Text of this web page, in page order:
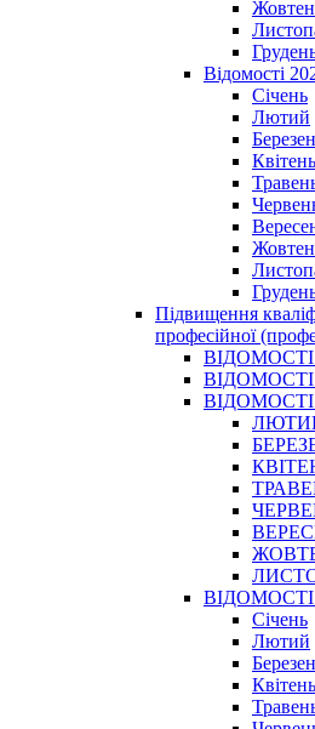
Відомості
Січень
Лютий
Квітень
Підвищення
професійної
ВІДОМОСТІ
ВІДОМОСТІ
ВІДОМОСТІ
ВІДОМОСТІ
Січень
Лютий
Квітень